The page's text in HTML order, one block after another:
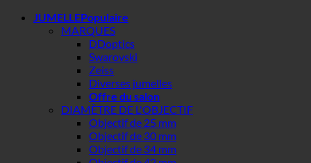
JUMELLE
MARQUES
DDoptics
Swarovski
Zeiss
Diverses jumelles
Offre du salon
DIAMÈTRE DE L'OBJECTIF
Objectif de 25 mm
Objectif de 30 mm
Objectif de 34 mm